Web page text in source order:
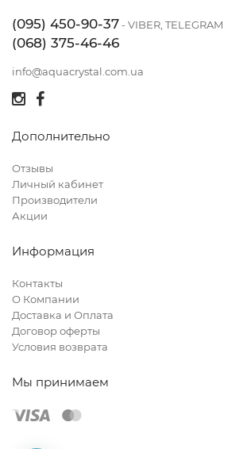
(095) 450-90-37- VIBER, TELEGRAM
(068) 375-46-46
info@aquacrystal.com.ua
Дополнительно
Отзывы
Личный кабинет
Производители
Акции
Информация
Контакты
О Компании
Доставка и Оплата
Договор оферты
Условия возврата
Мы принимаем